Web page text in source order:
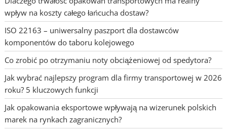
wpływ na koszty całego łańcucha dostaw?
ISO 22163 – uniwersalny paszport dla dostawców
komponentów do taboru kolejowego
Co zrobić po otrzymaniu noty obciążeniowej od spedytora?
Jak wybrać najlepszy program dla firmy transportowej w 2026
roku? 5 kluczowych funkcji
Jak opakowania eksportowe wpływają na wizerunek polskich
marek na rynkach zagranicznych?